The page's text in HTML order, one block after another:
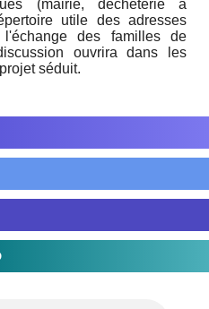
(mairie, déchèterie à
utile des adresses
des familles de
ouvrira dans les
séduit.